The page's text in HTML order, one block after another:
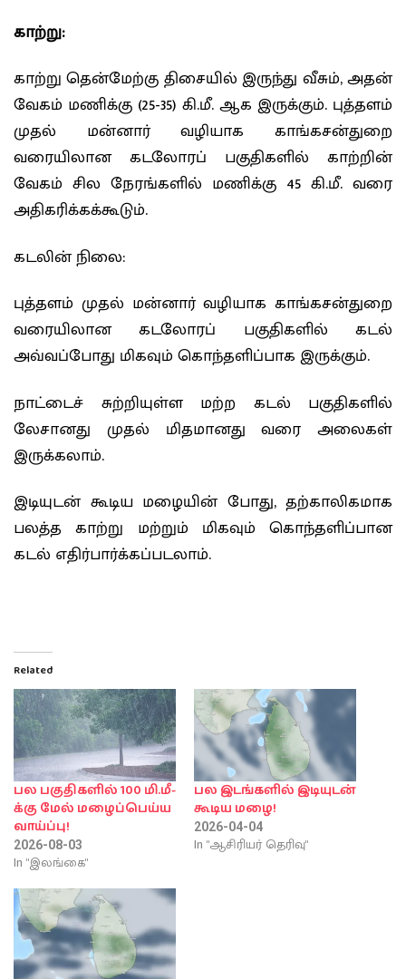
காற்று:
காற்று தென்மேற்கு திசையில் இருந்து வீசும், அதன்
வேகம் மணிக்கு (25-35) கி.மீ. ஆக இருக்கும். புத்தளம்
முதல் மன்னார் வழியாக காங்கசன்துறை
வரையிலான கடலோரப் பகுதிகளில் காற்றின்
வேகம் சில நேரங்களில் மணிக்கு 45 கி.மீ. வரை
அதிகரிக்கக்கூடும்.
கடலின் நிலை:
புத்தளம் முதல் மன்னார் வழியாக காங்கசன்துறை
வரையிலான கடலோரப் பகுதிகளில் கடல்
அவ்வப்போது மிகவும் கொந்தளிப்பாக இருக்கும்.
நாட்டைச் சுற்றியுள்ள மற்ற கடல் பகுதிகளில்
லேசானது முதல் மிதமானது வரை அலைகள்
இருக்கலாம்.
இடியுடன் கூடிய மழையின் போது, ​​தற்காலிகமாக
பலத்த காற்று மற்றும் மிகவும் கொந்தளிப்பான
கடல் எதிர்பார்க்கப்படலாம்.
Related
பல பகுதிகளில் 100 மி.மீ-
க்கு மேல் மழைப்பெய்ய
வாய்ப்பு!
2026-08-03
In "இலங்கை"
பல இடங்களில் இடியுடன்
கூடிய மழை!
2026-04-04
In "ஆசிரியர் தெரிவு"